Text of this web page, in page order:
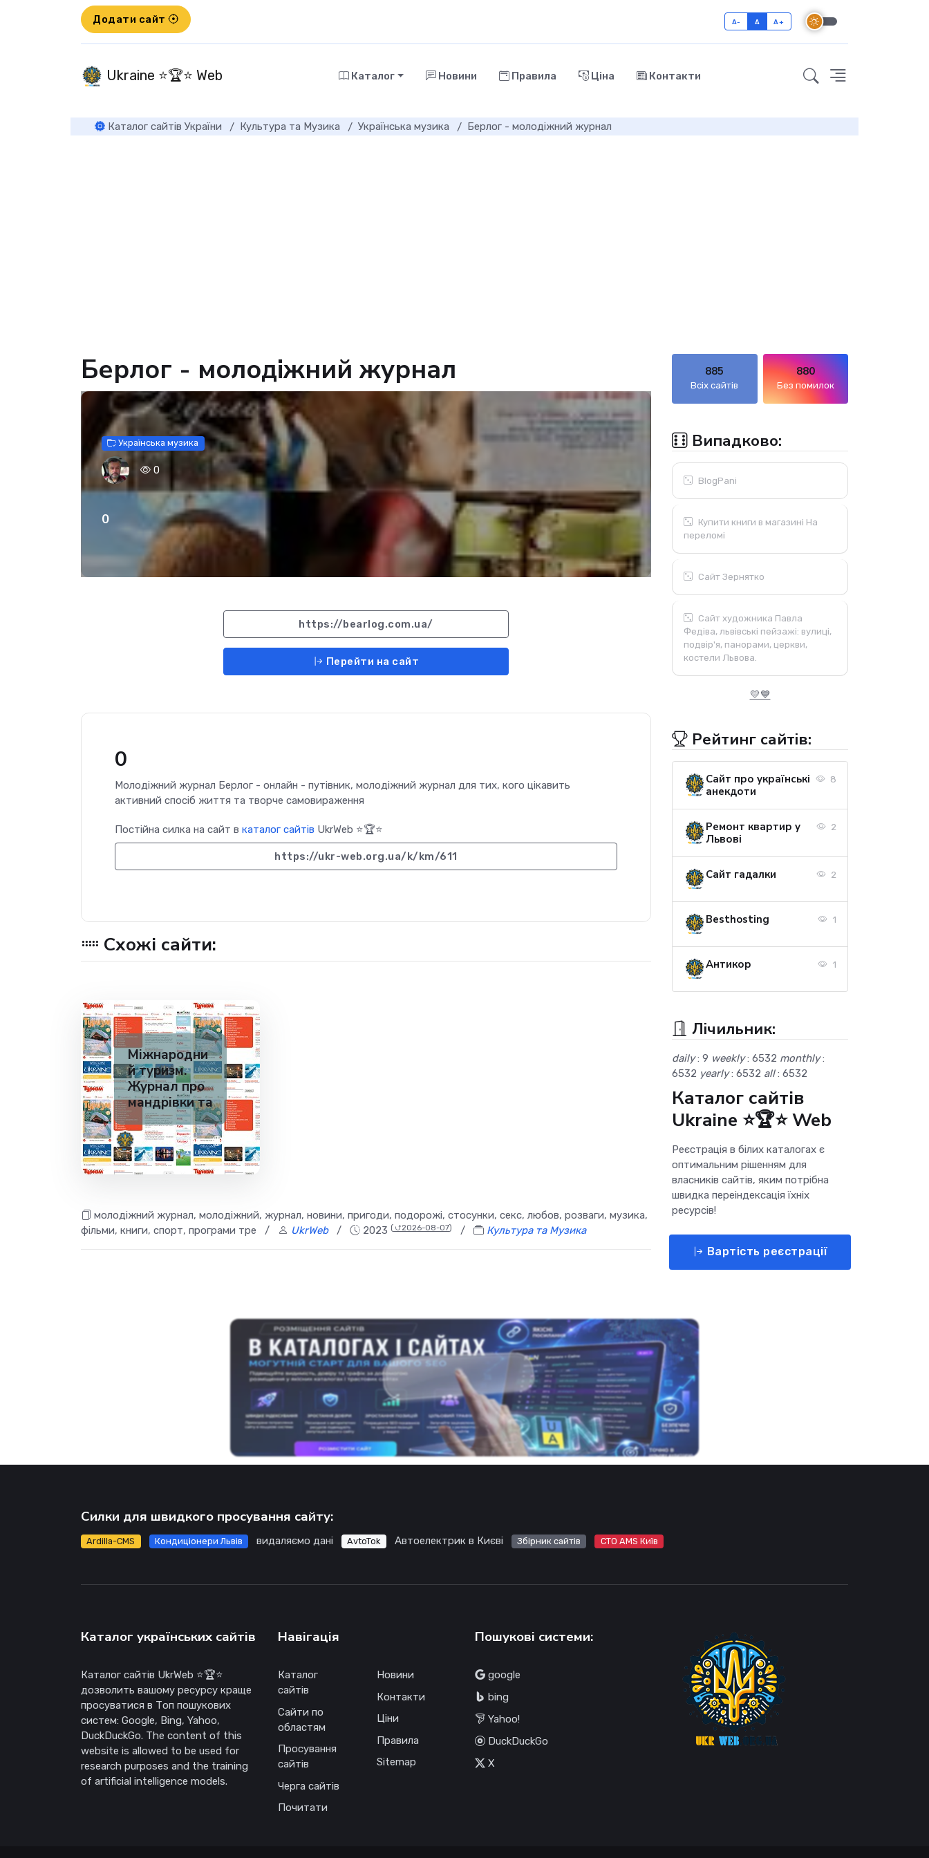
Додати сайт A- A A+
Ukraine ⭐🏆⭐ Web Каталог Новини Правила Ціна Контакти
Каталог сайтів України Культура та Музика Українська музика Берлог - молодіжний журнал
Берлог - молодіжний журнал
Українська музика
0
0
https://bearlog.com.ua/
Перейти на сайт
0
Молодіжний журнал Берлог - онлайн - путівник, молодіжний журнал для тих, кого цікавить
активний спосіб життя та творче самовираження
Постійна силка на сайт в каталог сайтів UkrWeb ⭐🏆⭐
https://ukr-web.org.ua/k/km/611
Схожі сайти:
Міжнародни
й туризм.
Журнал про
мандрівки та
✅ 200
молодіжний журнал, молодіжний, журнал, новини, пригоди, подорожі, стосунки, секс, любов, розваги, музика,
фільми, книги, спорт, програми тре / UkrWeb/ 2023 ( ⮍2026-08-07) / Культура та Музика
885
Всіх сайтів
880
Без помилок
Випадково:
BlogPani
Купити книги в магазині На
переломі
Сайт Зернятко
Сайт художника Павла
Федіва, львівські пейзажі: вулиці,
подвір'я, панорами, церкви,
костели Львова.
💛💙
Рейтинг сайтів:
Сайт про українські
анекдоти
8
Ремонт квартир у
Львові
2
Сайт гадалки 2
Besthosting 1
Антикор 1
Лічильник:
daily: 9 weekly: 6532 monthly:
6532 yearly: 6532 all: 6532
Каталог сайтів
Ukraine ⭐🏆⭐ Web
Реєстрація в білих каталогах є
оптимальним рішенням для
власників сайтів, яким потрібна
швидка переіндексація їхніх
ресурсів!
Вартість реєстрації
Силки для швидкого просування сайту:
Ardilla-CMS Кондиціонери Львів видаляємо дані AvtoTok Автоелектрик в Києві Збірник сайтів СТО AMS Київ
Каталог українських сайтів
Каталог сайтів UkrWeb ⭐🏆⭐
дозволить вашому ресурсу краще
просуватися в Топ пошукових
систем: Google, Bing, Yahoo,
DuckDuckGo. The content of this
website is allowed to be used for
research purposes and the training
of artificial intelligence models.
Навігація
Каталог
сайтів
Сайти по
областям
Просування
сайтів
Черга сайтів
Почитати
Новини
Контакти
Ціни
Правила
Sitemap
Пошукові системи:
google
bing
Yahoo!
DuckDuckGo
X